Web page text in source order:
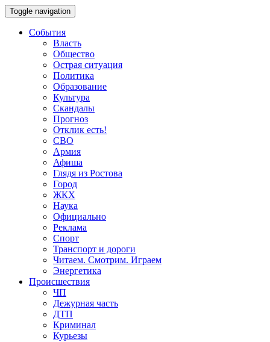
Toggle navigation
События
Власть
Общество
Острая ситуация
Политика
Образование
Культура
Скандалы
Прогноз
Отклик есть!
СВО
Армия
Афиша
Глядя из Ростова
Город
ЖКХ
Наука
Официально
Реклама
Спорт
Транспорт и дороги
Читаем. Смотрим. Играем
Энергетика
Происшествия
ЧП
Дежурная часть
ДТП
Криминал
Курьезы